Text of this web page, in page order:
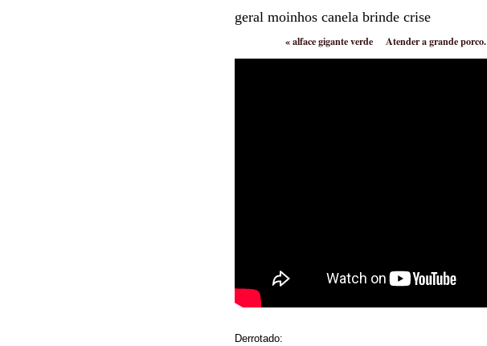
geral moinhos canela brinde crise
«alface gigante verde Atender a grande porco.
Derrotado: